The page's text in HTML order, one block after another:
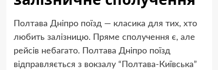
Полтава Дніпро поїзд — класика для тих, хто
любить залізницю. Пряме сполучення є, але
рейсів небагато. Полтава Дніпро поїзд
відправляється з вокзалу “Полтава-Київська”